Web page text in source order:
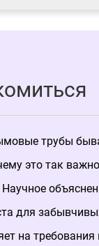
трубы
это так
для
на